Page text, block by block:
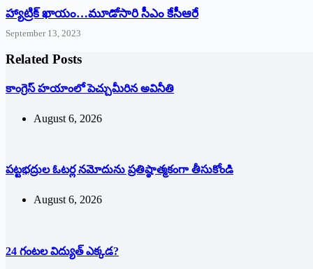
హ్యాట్రిక్‌ ‌ఖాయం…మూడోసారి సీఎం కేసీఆరే
September 13, 2023
Related Posts
కాంగ్రెస్ హయాంలో పెచ్చుమీరిన అవినీతి
August 6, 2026
పట్టభద్రుల ఓటర్ల నమోదును ప్రతిష్ఠాత్మకంగా తీసుకోండి
August 6, 2026
24 గంటల విద్యుత్ ఎక్కడ?